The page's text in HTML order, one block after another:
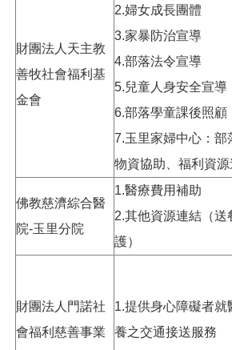
財團法人天主教
善牧社會福利基
金會
2.婦女成長團體
3.家暴防治宣導
4.部落法令宣導
5.兒童人身安全宣導
6.部落學童課後照顧
7.玉里家婦中心：部
物資協助、福利資
佛教慈濟綜合醫
院-玉里分院
1.醫療費用補助
2.其他資源連結（送
護）
財團法人門諾社
會福利慈善事業
1.提供身心障礙者就
養之交通接送服務